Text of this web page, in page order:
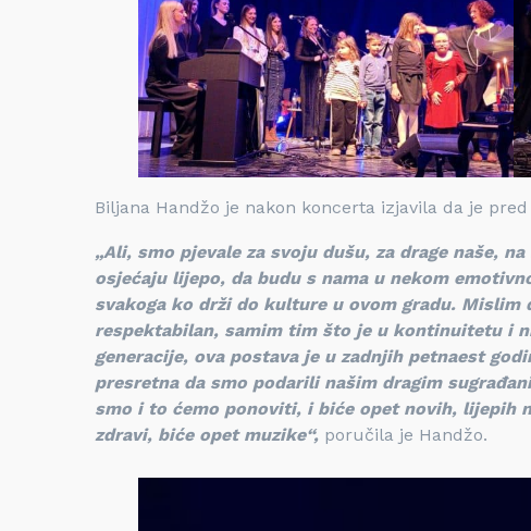
Biljana Handžo je nakon koncerta izjavila da je
„Ali, smo pjevale za svoju dušu, za drage naše,
osjećaju lijepo, da budu s nama u nekom
svakoga ko drži do kulture u ovom gradu.
respektabilan, samim tim što je u kontinuitetu i
generacije, ova postava je u zadnjih petnaest
presretna da smo podarili našim dragim
smo i to ćemo ponoviti, i biće opet novih, lijepih
zdravi, biće opet muzike“, poručila je Handžo.